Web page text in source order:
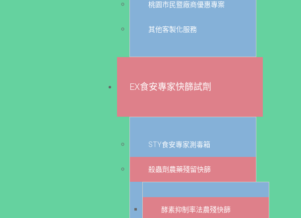
桃園市民暨廠商優惠專案
其他客製化服務
EX食安專家快篩試劑
STY食安專家測毒箱
殺蟲劑農藥殘留快篩
酵素抑制率法農殘快篩